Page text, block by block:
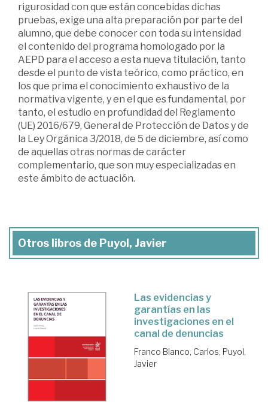
rigurosidad con que están concebidas dichas
pruebas, exige una alta preparación por parte del
alumno, que debe conocer con toda su intensidad
el contenido del programa homologado por la
AEPD para el acceso a esta nueva titulación, tanto
desde el punto de vista teórico, como práctico, en
los que prima el conocimiento exhaustivo de la
normativa vigente, y en el que es fundamental, por
tanto, el estudio en profundidad del Reglamento
(UE) 2016/679, General de Protección de Datos y de
la Ley Orgánica 3/2018, de 5 de diciembre, así como
de aquellas otras normas de carácter
complementario, que son muy especializadas en
este ámbito de actuación.
Otros libros de Puyol, Javier
Las evidencias y
garantías en las
investigaciones en el
canal de denuncias
Franco Blanco, Carlos; Puyol,
Javier